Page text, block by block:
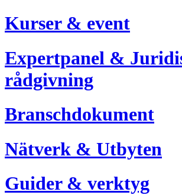
Kurser & event
Expertpanel &
rådgivning
Branschdokument
Nätverk & Utbyten
Guider & verktyg